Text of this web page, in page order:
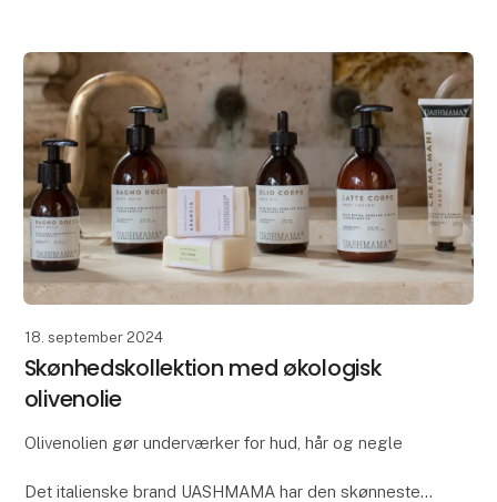
18. september 2024
Skønhedskollektion med økologisk
olivenolie
Olivenolien gør underværker for hud, hår og negle
Det italienske brand UASHMAMA har den skønneste